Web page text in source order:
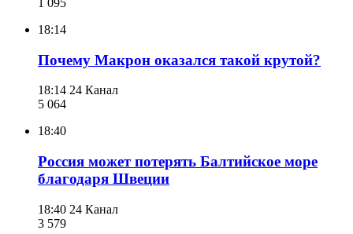
1 095
18:14
Почему Макрон оказался такой крутой?
18:14 24 Канал
5 064
18:40
Россия может потерять Балтийское море
благодаря Швеции
18:40 24 Канал
3 579